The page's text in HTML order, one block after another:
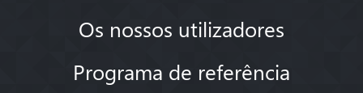
Os nossos utilizadores
Programa de referência